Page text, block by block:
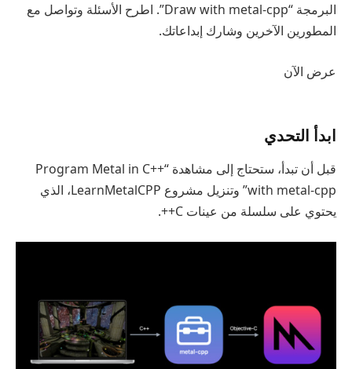
البرمجة “Draw with metal-cpp”. اطرح الأسئلة وتواصل مع
المطورين الآخرين وشارك إبداعاتك.
عرض الآن
ابدأ التحدي
قبل أن تبدأ، ستحتاج إلى مشاهدة “Program Metal in C++
with metal-cpp” وتنزيل مشروع LearnMetalCPP، الذي
يحتوي على سلسلة من عينات C++.